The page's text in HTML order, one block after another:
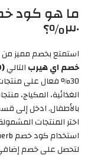
ما هو كود
٣٠٪؟
استمتع بخصم مميز من iHerb عند استخدام
خصم اي هيرب التالي(ALC30)
30% فعال على
الغذائية، المكياج،
بالأطفال. ادخل إلى
استخدام كود خصم iherb
لتحصل على خصم إضافي 10% على